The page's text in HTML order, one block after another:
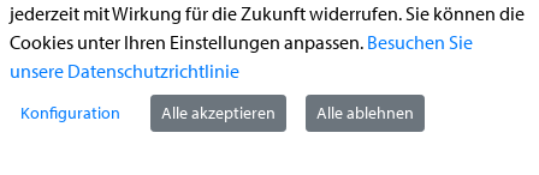
Ummeldung zugelassenes Fahrzeug
Kontakt
jederzeit mit Wirkung für die Zukunft widerrufen. Sie können die
Cookies unter Ihren Einstellungen anpassen. Besuchen Sie
unsere Datenschutzrichtlinie
Konfiguration Alle akzeptieren Alle ablehnen